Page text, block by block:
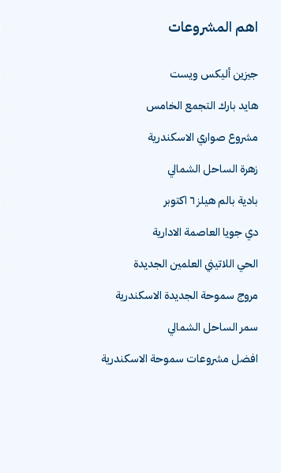
اهم المشروعات
جيزين أليكس ويست
هايد بارك التجمع الخامس
مشروع صواري الاسكندرية
زهرة الساحل الشمالي
بادية بالم هيلز ٦ اكتوبر
دي جويا العاصمة الادارية
الحي اللاتيني العلمين الجديدة
مروج سموحة الجديدة الاسكندرية
سمر الساحل الشمالي
افضل مشروعات سموحة الاسكندرية